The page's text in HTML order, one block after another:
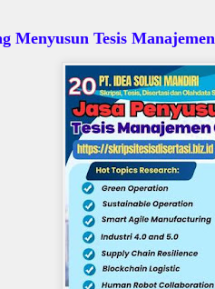
Menyusun Tesis